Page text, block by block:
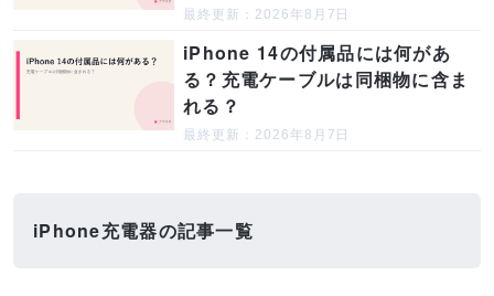
最終更新：2026年8月7日
iPhone 14の付属品には何があ
る？充電ケーブルは同梱物に含ま
れる？
最終更新：2026年8月7日
iPhone充電器の記事一覧